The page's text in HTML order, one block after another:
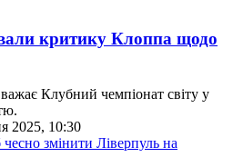
критику Клоппа щодо
Клубний чемпіонат світу у
2025, 10:30